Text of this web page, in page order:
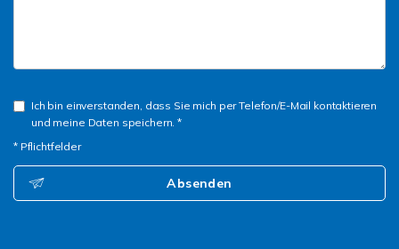
Ich bin einverstanden, dass Sie mich per Telefon/E-Mail kontaktieren
und meine Daten speichern. *
* Pflichtfelder
Absenden